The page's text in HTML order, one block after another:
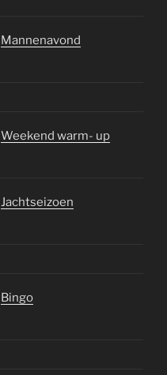
Mannenavond
Weekend warm- up
Jachtseizoen
Bingo